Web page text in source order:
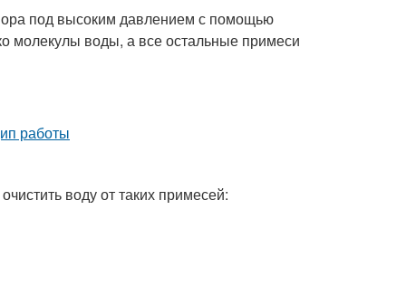
под высоким давлением с помощью
молекулы воды, а все остальные примеси
воду от таких примесей: